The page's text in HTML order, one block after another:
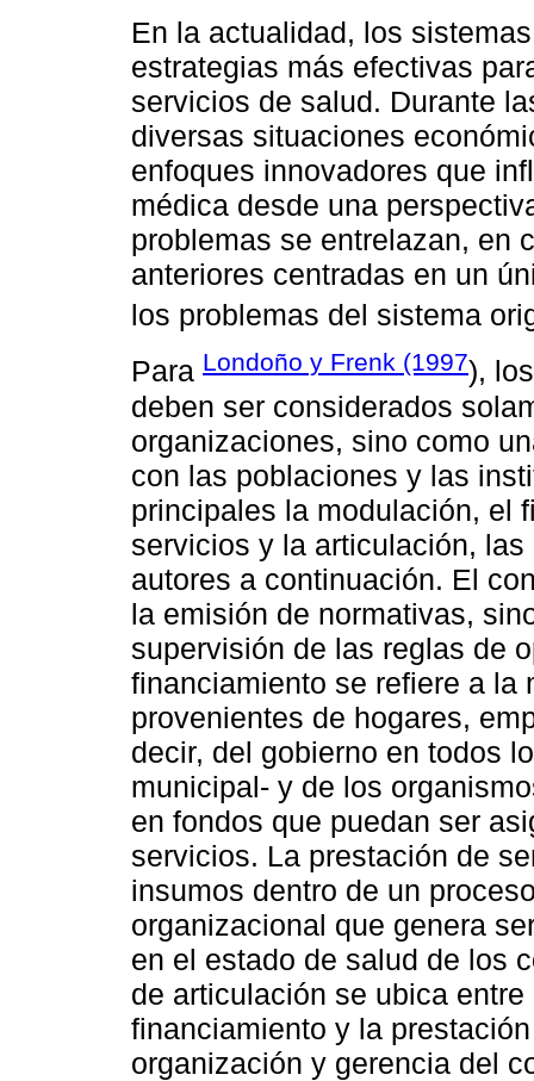
En la actualidad, los
estrategias más efectivas
servicios de salud. Durante
diversas situaciones
enfoques innovadores que
médica desde una
problemas se entrelazan, en
anteriores centradas en un
los problemas del sistema
Para Londoño y Frenk (1997),
deben ser considerados
organizaciones, sino como
con las poblaciones y las
principales la modulación, el
servicios y la articulación,
autores a continuación. El
la emisión de normativas,
supervisión de las reglas de
financiamiento se refiere a la
provenientes de hogares,
decir, del gobierno en todos
municipal- y de los
en fondos que puedan ser
servicios. La prestación de
insumos dentro de un
organizacional que genera
en el estado de salud de los
de articulación se ubica
financiamiento y la
organización y gerencia del